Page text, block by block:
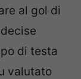
al gol di
di testa
valutato